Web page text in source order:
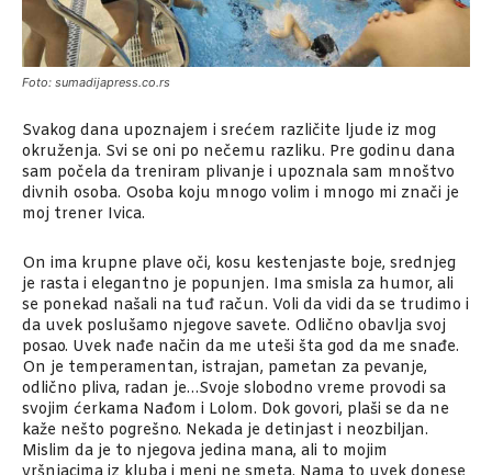
Foto: sumadijapress.co.rs
Svakog dana upoznajem i srećem različite ljude iz mog
okruženja. Svi se oni po nečemu razliku. Pre godinu dana
sam počela da treniram plivanje i upoznala sam mnoštvo
divnih osoba. Osoba koju mnogo volim i mnogo mi znači je
moj trener Ivica.
On ima krupne plave oči, kosu kestenjaste boje, srednjeg
je rasta i elegantno je popunjen. Ima smisla za humor, ali
se ponekad našali na tuđ račun. Voli da vidi da se trudimo i
da uvek poslušamo njegove savete. Odlično obavlja svoj
posao. Uvek nađe način da me uteši šta god da me snađe.
On je temperamentan, istrajan, pametan za pevanje,
odlično pliva, radan je…Svoje slobodno vreme provodi sa
svojim ćerkama Nađom i Lolom. Dok govori, plaši se da ne
kaže nešto pogrešno. Nekada je detinjast i neozbiljan.
Mislim da je to njegova jedina mana, ali to mojim